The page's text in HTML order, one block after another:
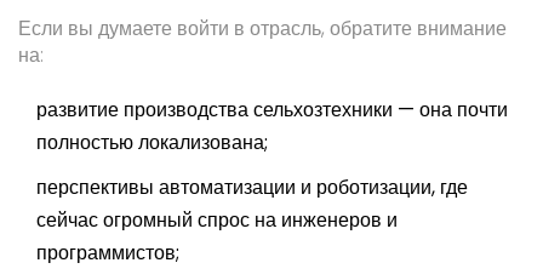
Если вы думаете войти в отрасль, обратите внимание
на:
развитие производства сельхозтехники — она почти
полностью локализована;
перспективы автоматизации и роботизации, где
сейчас огромный спрос на инженеров и
программистов;